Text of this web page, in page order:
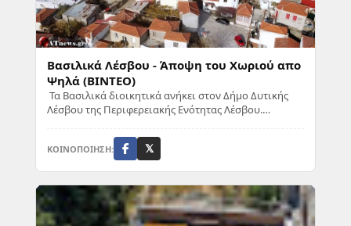
Βασιλικά Λέσβου - Άποψη του Χωριού απο
Ψηλά (ΒΙΝΤΕΟ)
Τα Βασιλικά διοικητικά ανήκει στον Δήμο Δυτικής
Λέσβου της Περιφερειακής Ενότητας Λέσβου.
ΚΟΙΝΟΠΟΙΗΣΗ: 𝕏